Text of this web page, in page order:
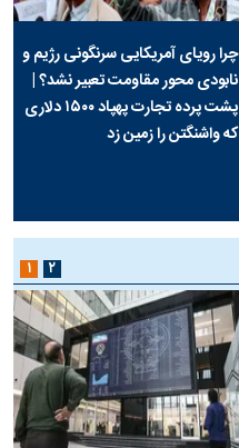
چرا رویای آمریکایی سرنگونی رژیم و
نابودی محور مقاومت تعبیر نشد؟ |
پشت پرده تجارت پهپاد‌ ۱۵۰۰ دلاری
که واشنگتن را زمین زد
۱ ۲